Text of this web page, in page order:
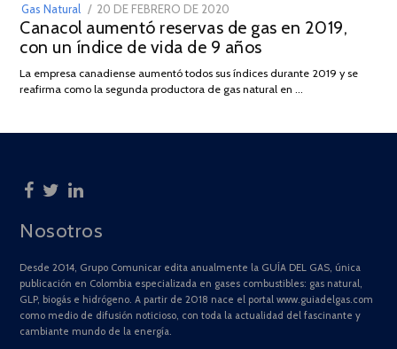
Gas Natural
POSTED
ON
20 DE FEBRERO DE 2020
DE
JULIO
2025
Canacol aumentó reservas de gas en 2019,
con un índice de vida de 9 años
La empresa canadiense aumentó todos sus índices durante 2019 y se
reafirma como la segunda productora de gas natural en …
Nosotros
Desde 2014, Grupo Comunicar edita anualmente la GUÍA DEL GAS, única
publicación en Colombia especializada en gases combustibles: gas natural,
GLP, biogás e hidrógeno. A partir de 2018 nace el portal www.guiadelgas.com
como medio de difusión noticioso, con toda la actualidad del fascinante y
cambiante mundo de la energía.